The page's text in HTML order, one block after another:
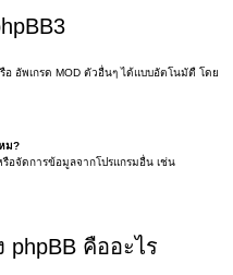
อัพเกรด MOD ตัวอื่นๆ ได้แบบอัตโนมัตื โดย
ม?
รือจัดการข้อมูลจากโปรแกรมอื่น เช่น
phpBB คืออะไร